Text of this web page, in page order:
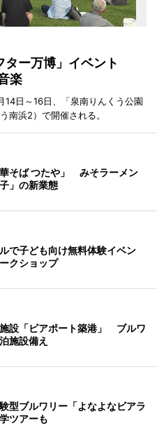
ター万博」イベント
楽
日～16日、「泉南りんくう公園
南浜2）で開催される。
そば つたや」 みそラーメン
」の新業態
で子ども向け無料体験イベン
クショップ
設「ビアポート築港」 ブルワ
施設備え
型ブルワリー「よなよなビアラ
ツアーも